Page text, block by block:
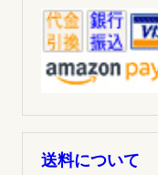
送料について